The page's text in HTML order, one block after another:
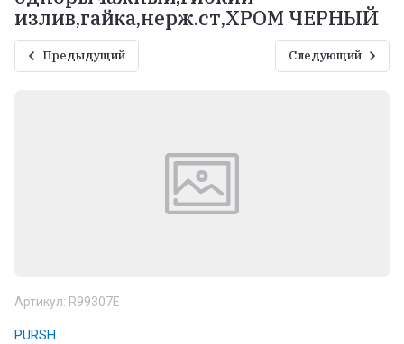
излив,гайка,нерж.ст,ХРОМ ЧЕРНЫЙ
Предыдущий Следующий
Артикул: R99307E
PURSH